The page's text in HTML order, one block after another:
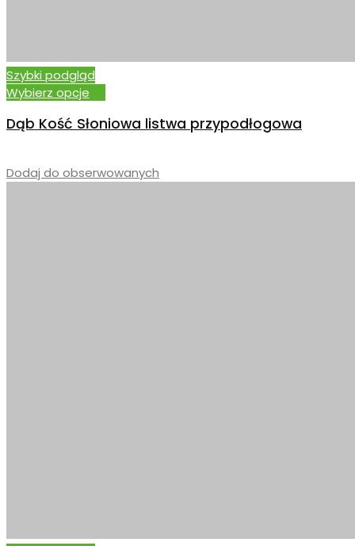
Szybki podgląd
Wybierz opcje
Dąb Kość Słoniowa listwa przypodłogowa
Dodaj do obserwowanych